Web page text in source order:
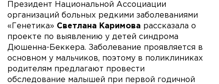
Президент Национальной Ассоциации
организаций больных редкими заболеваниями
«Генетика» Светлана Каримова рассказала о
проекте по выявлению у детей синдрома
Дюшенна-Беккера. Заболевание проявляется в
основном у мальчиков, поэтому в поликлиниках
родителям предлагают провести
обследование малышей при первой годичной